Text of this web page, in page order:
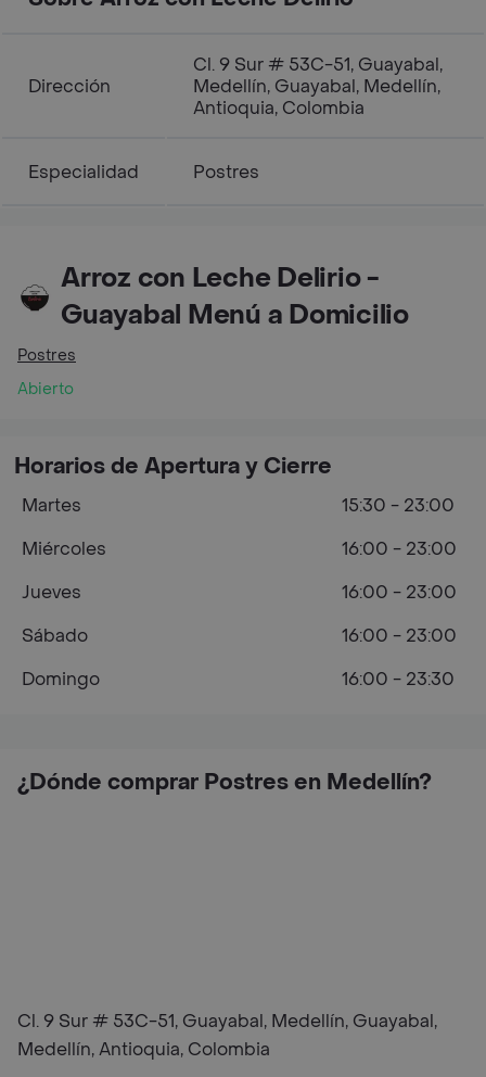
Dirección
Cl. 9 Sur # 53C-51, Guayabal,
Medellín, Guayabal, Medellín,
Antioquia, Colombia
Especialidad Postres
Arroz con Leche Delirio -
Guayabal Menú a Domicilio
Postres
Abierto
¿Dónde comprar Postres en Medellín?
Cl. 9 Sur # 53C-51, Guayabal, Medellín, Guayabal,
Medellín, Antioquia, Colombia
Horarios de Apertura y Cierre
Martes
15:30 - 23:00
Miércoles
16:00 - 23:00
Jueves
16:00 - 23:00
Sábado
16:00 - 23:00
Domingo
16:00 - 23:30